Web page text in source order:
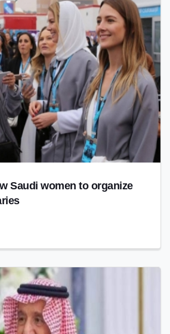
Saudi women to organize